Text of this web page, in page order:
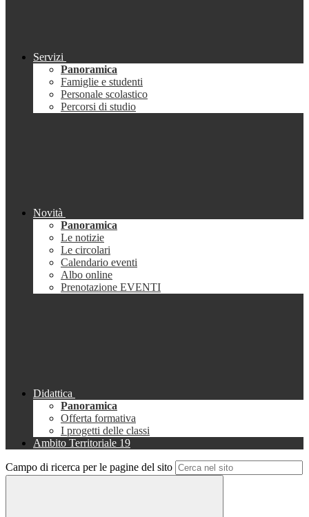
Servizi
Panoramica
Famiglie e studenti
Personale scolastico
Percorsi di studio
Novità
Panoramica
Le notizie
Le circolari
Calendario eventi
Albo online
Prenotazione EVENTI
Didattica
Panoramica
Offerta formativa
I progetti delle classi
Ambito Territoriale 19
Campo di ricerca per le pagine del sito